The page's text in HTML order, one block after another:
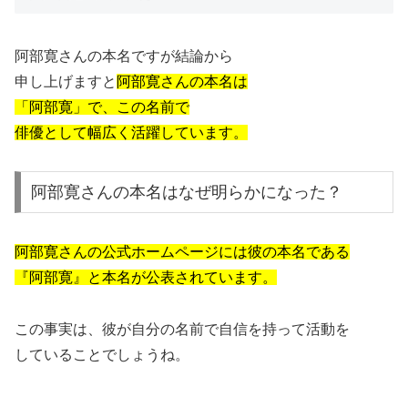
阿部寛さんの本名ですが結論から
申し上げますと 阿部寛さんの本名は
「阿部寛」で、この名前で
俳優として幅広く活躍しています。
阿部寛さんの本名はなぜ明らかになった？
阿部寛さんの公式ホームページには彼の本名である
『阿部寛』と本名が公表されています。
この事実は、彼が自分の名前で自信を持って活動を
していることでしょうね。